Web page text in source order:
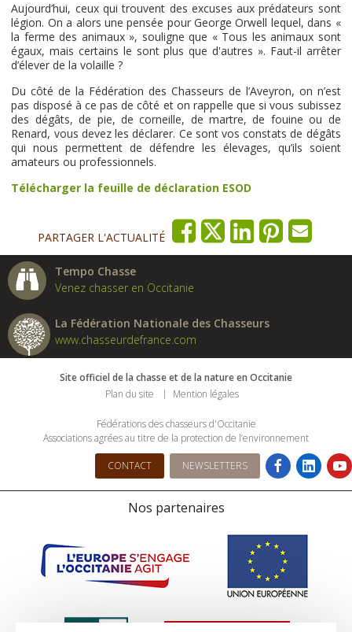
Aujourd’hui, ceux qui trouvent des excuses aux prédateurs sont
légion. On a alors une pensée pour George Orwell lequel, dans «
la ferme des animaux », souligne que « Tous les animaux sont
égaux, mais certains le sont plus que d'autres ». Faut-il arrêter
d’élever de la volaille ?
Du côté de la Fédération des Chasseurs de l’Aveyron, on n’est
pas disposé à ce pas de côté et on rappelle que si vous subissez
des dégâts, de pie, de corneille, de martre, de fouine ou de
Renard, vous devez les déclarer. Ce sont vos constats de dégâts
qui nous permettent de défendre les élevages, qu’ils soient
amateurs ou professionnels.
Télécharger la feuille de déclaration ESOD
PARTAGER L'ACTUALITÉ
Tempo Chasse
Venez chasser en Occitanie
La Fédération Nationale des Chasseurs
www.chasseurdefrance.com
Site officiel de la chasse et de la nature en Occitanie
Plan du site
Mention légales
Fédérations des chasseurs d'Occitanie
Associations agrées au titre de la protection de l’environnement
CONTACT NEWSLETTERS
Nos partenaires